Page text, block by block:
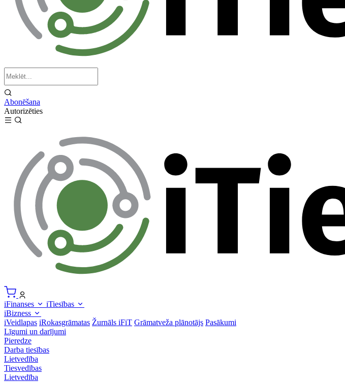
Abonēšana
Autorizēties
iFinanses
iTiesības
iBizness
iVeidlapas iRokasgrāmatas Žurnāls iFiT Grāmatveža plānotājs Pasākumi
Līgumi un darījumi
Pieredze
Darba tiesības
Lietvedība
Tiesvedības
Lietvedība